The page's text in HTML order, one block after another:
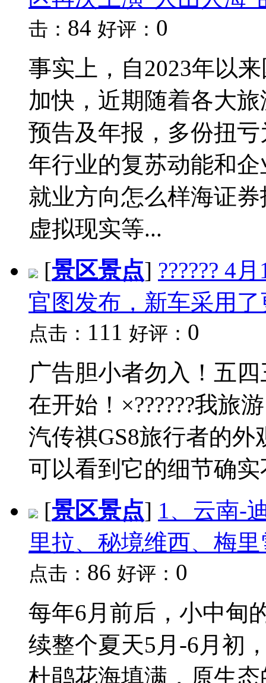
击： 84 好评： 0
事实上，自2023年以
加快，近期随着各大
预告及年报，多份扭
年行业的复苏动能和
就业方向怎么样海证
虚拟现实等...
[景区景点] ?????? 4
官图发布，新车采用了
点击： 111 好评： 0
广告胆小者勿入！五
在开始！×??????我旅
汽传祺GS8旅行者的
可以看到它的细节确
[景区景点] 1、云南-
里拉、秘境维西、梅
点击： 86 好评： 0
每年6月前后，小中甸
续整个夏天5月-6月初
杜鹃花海填满，原生